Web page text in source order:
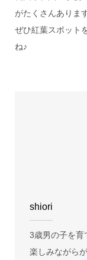
がたくさんありま
ぜひ紅葉スポット
ね♪
shiori
3歳男の子を育
楽しみながら